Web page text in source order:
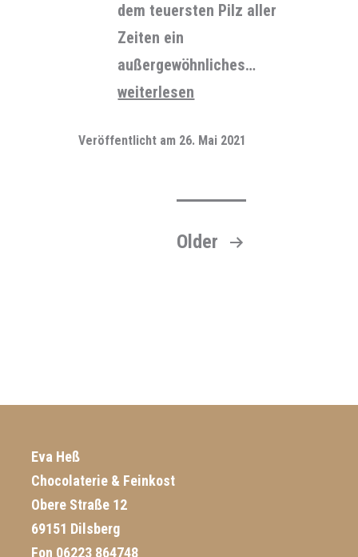
dem teuersten Pilz aller
Zeiten ein
außergewöhnliches…
Trüffel
ganz
weiterlesen
Veröffentlicht am 26. Mai 2021
Seitennummerierung
Older
Eva Heß
Chocolaterie & Feinkost
Obere Straße 12
69151 Dilsberg
Fon 06223 864748